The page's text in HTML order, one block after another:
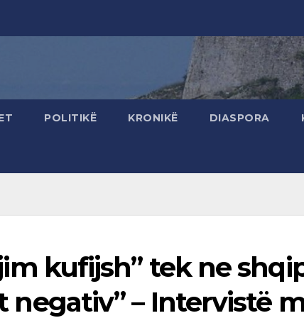
POLITIKË KRONIKË DIASPORA
kufijsh” tek ne
negativ” – Intervistë